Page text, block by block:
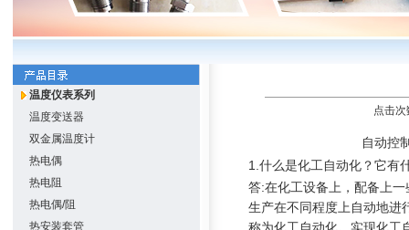
温度仪表系列
温度变送器
双金属温度计
热电偶
热电阻
热电偶/阻
热安装套管
点击
自动控制系统
1. 什么是化工自动化？它有
答:在化工设备上，配备上
生产在不同程度上自动地进